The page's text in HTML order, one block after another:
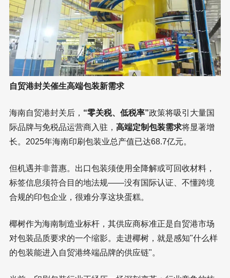
自贸港封关催生高端包装新需求
海南自贸港封关后， “零关税、低税率”政策将吸引大量国
际品牌与免税品运营商入驻， 高端定制包装需求将显著增
长。2025年海南印刷包装业总产值已达68.7亿元。
但机遇并非普惠。出口包装须使用全降解或可回收材料，
标签信息须符合目的地法规——没有国际认证、不懂跨境
合规的印包企业，很难分享这块蛋糕。
椰树作为海南制造业标杆，其供应商标准正是自贸港市场
对包装品质要求的一个缩影。走进椰树，就是感知"什么样
的包装能进入自贸港终端品牌的供应链"。